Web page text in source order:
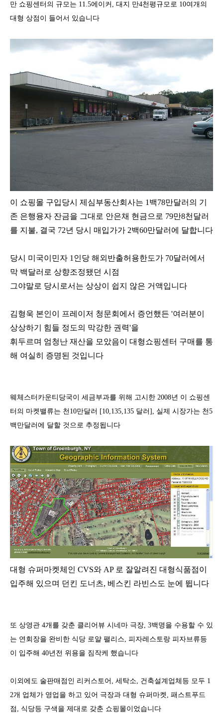
만 쇼핑센터의 규모는 11.5에이커 , 대지 만4천평규모로 10여개의
대형 상점이 들어서 있습니다
이 쇼핑몰 구입당시 제심부동산회사는 1 백78만달러의 기
존 은행융자 잔금을 그대로 안은채 현금으로 79만8천달러
를 지불, 결국 72년 당시 매입가가 2백60만달러에 달합니다
당시 미국이민자 1인당 해외반출허용한도가 70달러에서
막 백달러로 상향조정됐던 시점
그야말로 당시로서는 상상이 쉽지 않은 거액입니다
김형욱 본인이 프레이저 청문회에서 증언했든 '여러분이
상상하기 힘들 정도의 막강한 권력'을
휘두르며 엄청난 재산을 모았음이 대형쇼핑센터 구매를 통
해 여실히 증명된 것입니다
웨체스터카운티당국이 세금부과를 위해 고시한 2008년 이 쇼핑센
터의 마켓밸류는 천 10만달러 [10,135,135 달러 ], 실제 시장가는 천5
백만달러에 달할 것으로 추정됩니다
대형 슈퍼마켓체인 CVS와 AP 로 잘알려진 대형식품점이
입주해 있으며 던킨 도너츠, 베스킨 라빈스도 눈에 뜁니다
또 상영관 4개를 갖춘 클리어뷰 시네마 극장 , 3백명을 수용할 수 있
는 연회장을 완비한 식당 로얄 팰리스 피자레스토랑 피자브류등
이 입주해 40년전 위용을 짐작케 했습니다
이외에도 술판매점인 리커스토어 세탁소 건축설계업체등 모두 1
2개 업체가 영업을 하고 있어 극장과 대형 슈퍼마켓
패스트푸드
점
식당등 구색을 제대로 갖춘 쇼핑몰이었습니다